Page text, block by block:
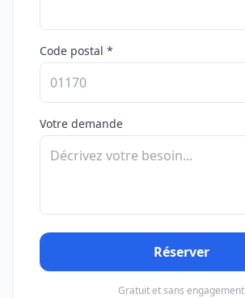
Code postal *
Votre demande
Réserver
Gratuit et sans engagement